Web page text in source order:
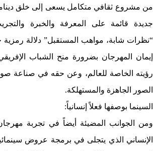
من مشروع ثقافي متكامل يسعى إلى خلق
جديدة قائمة على المعرفة والخبرة
“نظرات شابة، مواهب المستقبل” دلالة رمزية
إيمان المهرجان بضرورة منح الشباب
رؤيته الخاصة للعالم، وعن حقه في صناعة
الصور الجاهزة والمستهلكة.
السينما بوصفها فعلاً إنسانياً:
ومن الجوانب المضيئة أيضاً في تجربة
الإنساني الذي يتجلى في برمجة عروض